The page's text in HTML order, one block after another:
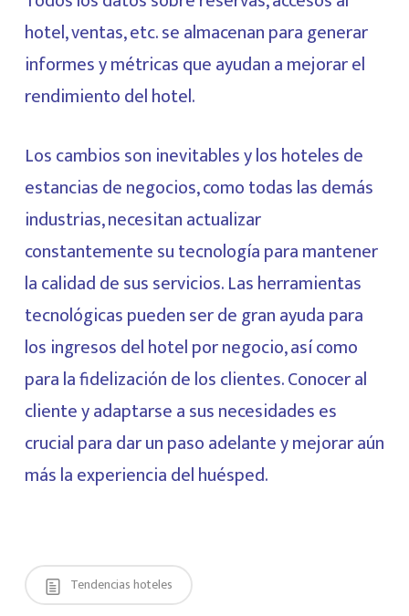
hotel, ventas, etc. se almacenan para generar
informes y métricas que ayudan a mejorar el
rendimiento del hotel.
Los cambios son inevitables y los hoteles de
estancias de negocios, como todas las demás
industrias, necesitan actualizar
constantemente su tecnología para mantener
la calidad de sus servicios. Las herramientas
tecnológicas pueden ser de gran ayuda para
los ingresos del hotel por negocio, así como
para la fidelización de los clientes. Conocer al
cliente y adaptarse a sus necesidades es
crucial para dar un paso adelante y mejorar aún
más la experiencia del huésped.
Tendencias hoteles